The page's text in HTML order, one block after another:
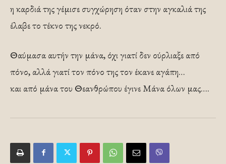
η καρδιά της γέμισε συγχώρηση όταν στην αγκαλιά της
έλαβε το τέκνο της νεκρό.
Θαύμασα αυτήν την μάνα, όχι γιατί δεν ούρλιαξε από
πόνο, αλλά γιατί τον πόνο της τον έκανε αγάπη…
και από μάνα του Θεανθρώπου έγινε Μάνα όλων μας….